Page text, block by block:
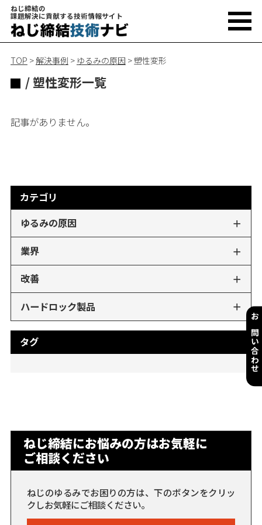
ねじ締結の
課題解決に貢献する技術情報サイト
お問い合わせ
TOP >解決事例 > ゆるみの原因 >塑性変形
/ 塑性変形一覧
記事がありません。
カテゴリ
ゆるみの原因
業界
改善
ハードロック製品
タグ
ねじ締結にお悩みの方はお気軽に
ご相談ください
ねじのゆるみでお困りの方は、下のボタンをクリッ
クしお気軽にご相談ください。